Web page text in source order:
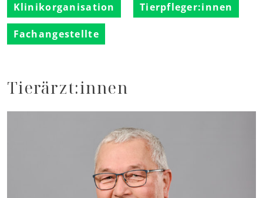
Klinikorganisation Tierpfleger:innen
Fachangestellte
Tierärzt:innen